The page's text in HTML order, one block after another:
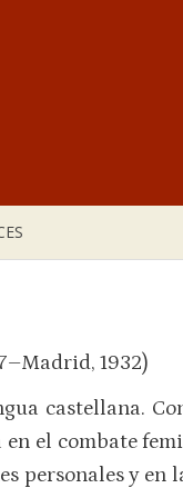
1932)
castellana.
en el combate
personales y